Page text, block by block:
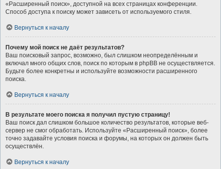
«Расширенный поиск», доступной на всех страницах конференции.
Способ доступа к поиску может зависеть от используемого стиля.
Вернуться к началу
Почему мой поиск не даёт результатов?
Ваш поисковый запрос, возможно, был слишком неопределённым и
включал много общих слов, поиск по которым в phpBB не осуществляется.
Будьте более конкретны и используйте возможности расширенного
поиска.
Вернуться к началу
В результате моего поиска я получил пустую страницу!
Ваш поиск дал слишком большое количество результатов, которые веб-
сервер не смог обработать. Используйте «Расширенный поиск», более
точно задавайте условия поиска и форумы, на которых он должен быть
осуществлён.
Вернуться к началу